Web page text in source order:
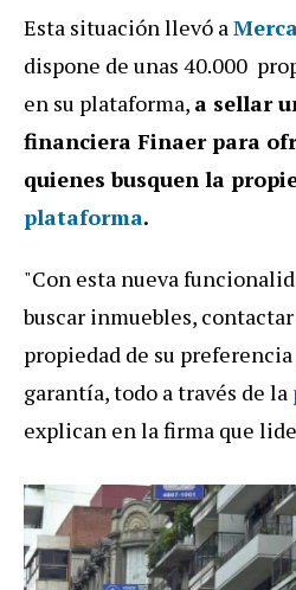
Esta situación llevó a
dispone de unas 40.000
en su plataforma, a sellar
financiera Finaer para
quienes busquen la
plataforma.
"Con esta nueva
buscar inmuebles,
propiedad de su
garantía, todo a través de la
explican en la firma que